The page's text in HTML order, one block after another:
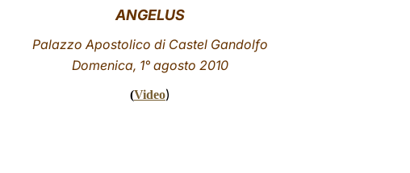
ANGELUS
Palazzo Apostolico di Castel Gandolfo
Domenica, 1° agosto 2010
(Video)